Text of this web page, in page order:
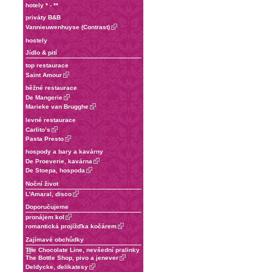
hotely * - **
priváty B&B
Vannieuwenhuyse (Contrast)
hostely
Jídlo & pití
top restaurace
Saint Amour
běžné restaurace
De Mangerie
Marieke van Brugghe
levné restaurace
Carlito’s
Pasta Presto
hospody a bary a kavárny
De Proeverie, kavárna
De Stoepa, hospoda
Noční život
L'Amaral, disco
Doporučujeme
pronájem kol
romantická projížďka kočárem
Zajímavé obchůdky
The Chocolate Line, nevšední pralinky
The Bottle Shop, pivo a jenever
Deldycke, delikatesy